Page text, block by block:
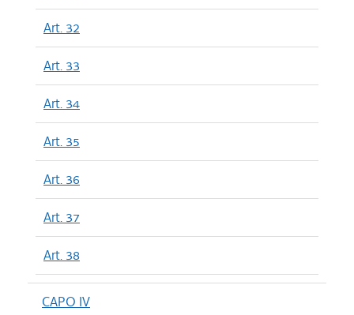
Art. 32
Art. 33
Art. 34
Art. 35
Art. 36
Art. 37
Art. 38
CAPO IV